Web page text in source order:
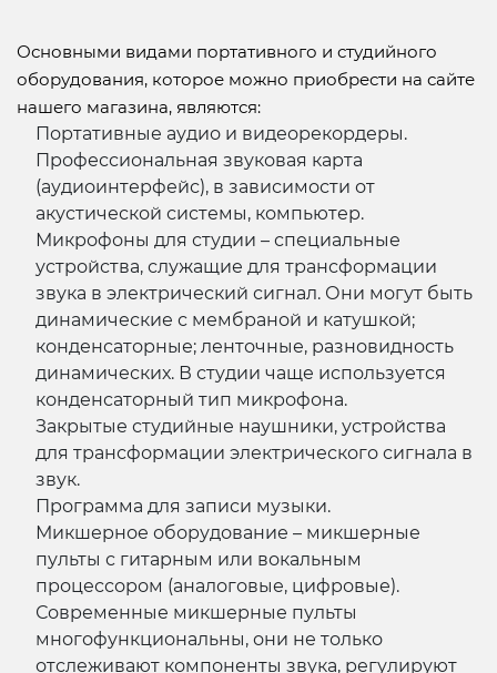
Основными видами портативного и студийного
оборудования, которое можно приобрести на сайте
нашего магазина, являются:
Портативные аудио и видеорекордеры.
Профессиональная звуковая карта
(аудиоинтерфейс), в зависимости от
акустической системы, компьютер.
Микрофоны для студии – специальные
устройства, служащие для трансформации
звука в электрический сигнал. Они могут быть
динамические с мембраной и катушкой;
конденсаторные; ленточные, разновидность
динамических. В студии чаще используется
конденсаторный тип микрофона.
Закрытые студийные наушники, устройства
для трансформации электрического сигнала в
звук.
Программа для записи музыки.
Микшерное оборудование – микшерные
пульты с гитарным или вокальным
процессором (аналоговые, цифровые).
Современные микшерные пульты
многофункциональны, они не только
отслеживают компоненты звука, регулируют